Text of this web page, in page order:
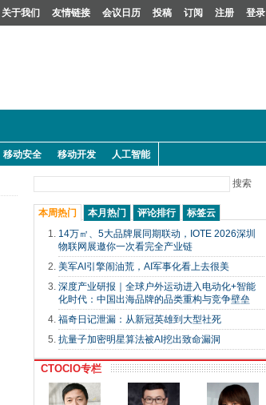
关于我们 友情链接 会议日历 投稿 订阅 注册 登录
移动安全 移动开发 人工智能
搜索
本周热门 本月热门 评论排行
标签云
14万㎡、5大品牌展同期联动，IOTE 2026深圳
物联网展邀你一次看完全产业链
美军AI引擎闹油荒，AI军事化看上去很美
深度产业研报｜全球户外运动进入电动化+智能
化时代：中国出海品牌的品类重构与竞争壁垒
福奇日记泄漏：从新冠英雄到大型社死
抗量子加密明星算法被AI挖出致命漏洞
CTOCIO专栏